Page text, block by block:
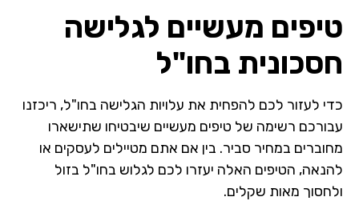
טיפים מעשיים לגלישה
חסכונית בחו"ל
כדי לעזור לכם להפחית את עלויות הגלישה בחו"ל, ריכזנו
עבורכם רשימה של טיפים מעשיים שיבטיחו שתישארו
מחוברים במחיר סביר. בין אם אתם מטיילים לעסקים או
להנאה, הטיפים האלה יעזרו לכם לגלוש בחו"ל בזול
ולחסוך מאות שקלים.